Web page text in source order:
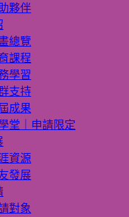
夥伴
總覽
課程
學習
支持
成果
堂｜申請限定
資源
發展
對象